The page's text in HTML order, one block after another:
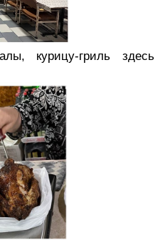
курицу-гриль здесь